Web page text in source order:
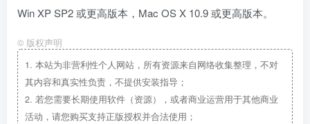
Win XP SP2 或更高版本，Mac OS X 10.9 或更高版本。
© 版权声明
1. 本站为非营利性个人网站，所有资源来自网络收集整理，不对
其内容和真实性负责，不提供安装指导；
2. 若您需要长期使用软件（资源），或者商业运营用于其他商业
活动，请您购买支持正版授权并合法使用；